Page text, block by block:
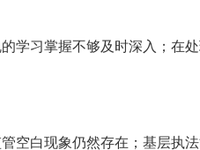
习掌握不够及时深入；在
白现象仍然存在；基层执